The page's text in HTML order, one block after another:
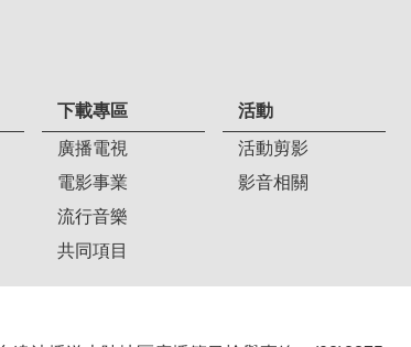
下載專區
廣播電視
電影事業
流行音樂
共同項目
活動
活動剪影
影音相關